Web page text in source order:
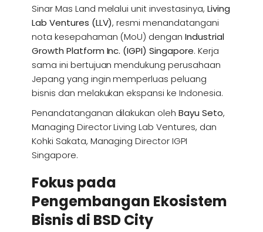
Sinar Mas Land melalui unit investasinya, Living
Lab Ventures (LLV), resmi menandatangani
nota kesepahaman (MoU) denganIndustrial
Growth Platform Inc. (IGPI) Singapore. Kerja
sama ini bertujuan mendukung perusahaan
Jepang yang ingin memperluas peluang
bisnis dan melakukan ekspansi ke Indonesia.
Penandatanganan dilakukan olehBayu Seto,
Managing Director Living Lab Ventures, dan
Kohki Sakata, Managing Director IGPI
Singapore.
Fokus pada
Pengembangan Ekosistem
Bisnis di BSD City